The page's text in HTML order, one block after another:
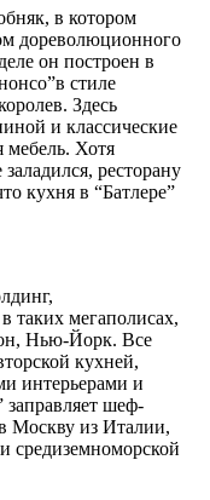
в котором
дореволюционного
он построен в
стиле
Здесь
и классические
Хотя
ресторану
кухня в “Батлере”
таких мегаполисах,
Нью-Йорк. Все
кухней,
интерьерами и
заправляет шеф-
Москву из Италии,
средиземноморской